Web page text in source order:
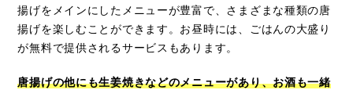
揚げをメインにしたメニューが豊富で、さまざまな種類の唐
揚げを楽しむことができます。お昼時には、ごはんの大盛り
が無料で提供されるサービスもあります。
唐揚げの他にも生姜焼きなどのメニューがあり、お酒も一緒